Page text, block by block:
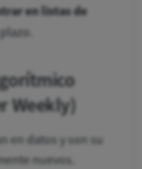
en listas de
Weekly)
en datos y son su
nuevos.